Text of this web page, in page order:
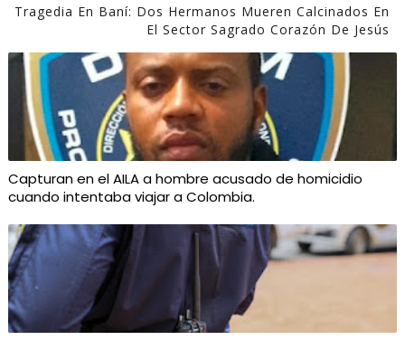
Tragedia En Baní: Dos Hermanos Mueren Calcinados En
El Sector Sagrado Corazón De Jesús
Capturan en el AILA a hombre acusado de homicidio
cuando intentaba viajar a Colombia.